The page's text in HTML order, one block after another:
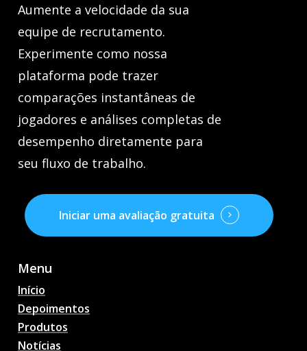
Aumente a velocidade da sua
equipe de recrutamento.
Experimente como nossa
plataforma pode trazer
comparações instantâneas de
jogadores e análises completas de
desempenho diretamente para
seu fluxo de trabalho.
Iniciar uma avaliação gratuita
Menu
Início
Depoimentos
Produtos
Notícias